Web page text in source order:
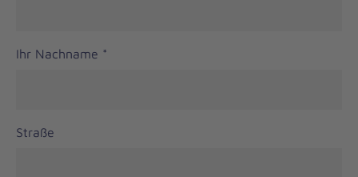
Ihr Nachname *
Straße